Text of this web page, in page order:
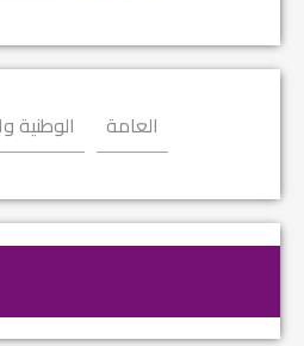
الوطنية العامة